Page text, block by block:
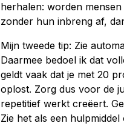
herhalen: worden
zonder hun inbreng af,
Mijn tweede tip: Zie
Daarmee bedoel ik dat
geldt vaak dat je met 20
oplost. Zorg dus voor de
repetitief werkt creëert.
Zie het als een